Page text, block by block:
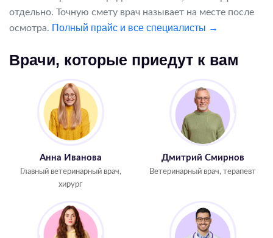
отдельно. Точную смету врач называет на месте после
осмотра. Полный прайс и все специалисты →
Врачи, которые приедут к вам
Анна Иванова
Главный ветеринарный врач,
хирург
Дмитрий Смирнов
Ветеринарный врач, терапевт